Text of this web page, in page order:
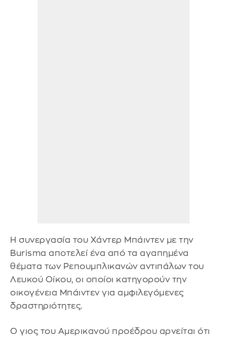
Η συνεργασία του Χάντερ Μπάιντεν με την
Burisma αποτελεί ένα από τα αγαπημένα
θέματα των Ρεπουμπλικανών αντιπάλων του
Λευκού Οίκου, οι οποίοι κατηγορούν την
οικογένεια Μπάιντεν για αμφιλεγόμενες
δραστηριότητες.
Ο γιος του Αμερικανού προέδρου αρνείται ότι